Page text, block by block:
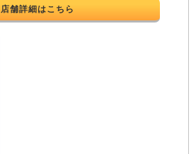
店舗詳細はこちら